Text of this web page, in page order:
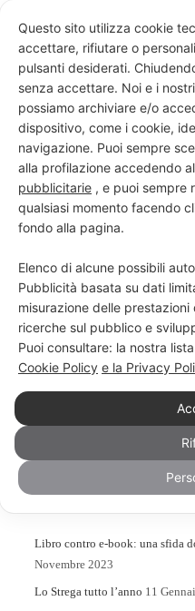
content
PROGETTO
Scuola di
Libro contro e-book: una sfida
Novembre 2023
Lo Strega tutto l’anno 11
Questo sito utilizza cookie
accettare, rifiutare o
pulsanti desiderati.
senza accettare. Noi e i
possiamo archiviare e/o
dispositivo, come i cookie,
navigazione. Puoi sempre
alla profilazione accedendo al
pubblicitarie , e puoi sempre
qualsiasi momento facendo
fondo alla pagina.
Elenco di alcune possibili
Pubblicità basata su dati
misurazione delle
ricerche sul pubblico e
Puoi consultare: la nostra
Cookie Policy e la Privacy